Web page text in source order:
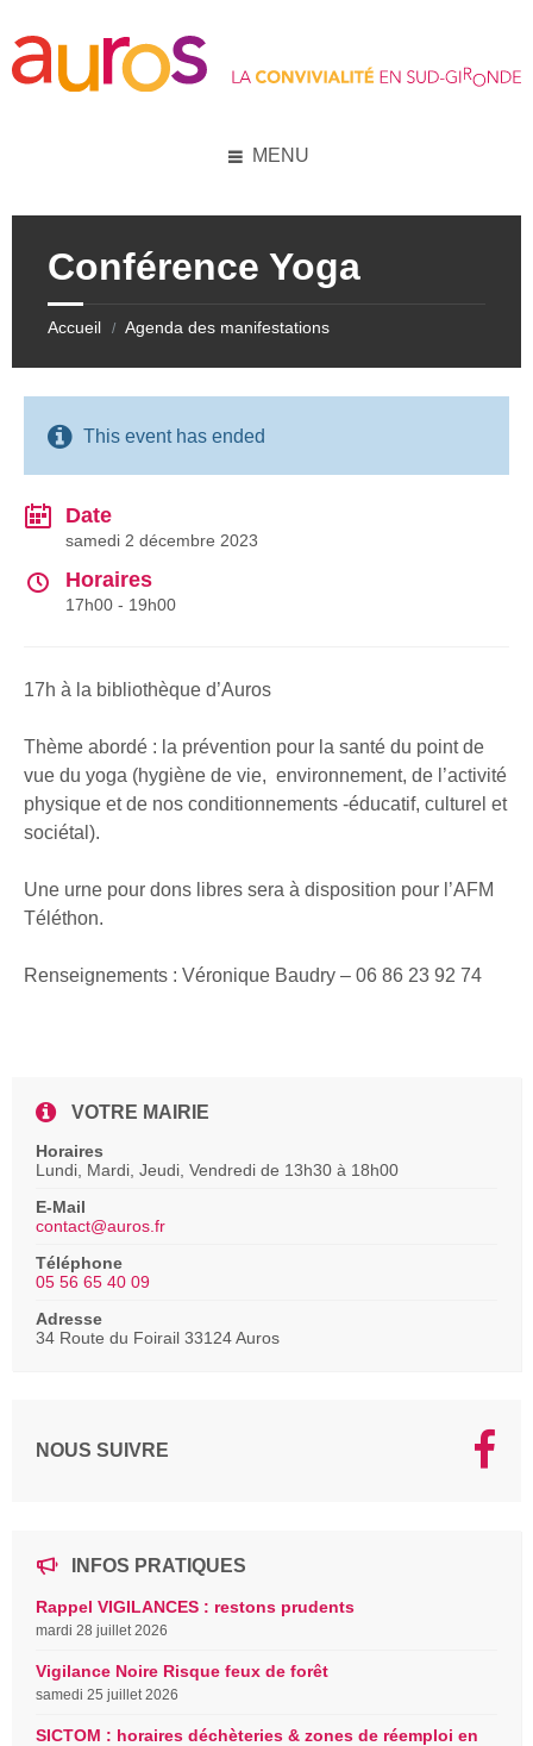
content
left
sidebar
right
sidebar
footer
MENU
Conférence Yoga
Accueil / Agenda des manifestations
This event has ended
Date
samedi 2 décembre 2023
Horaires
17h00 - 19h00
17h à la bibliothèque d’Auros
Thème abordé : la prévention pour la santé du point de
vue du yoga (hygiène de vie, environnement, de l’activité
physique et de nos conditionnements -éducatif, culturel et
sociétal).
Une urne pour dons libres sera à disposition pour l’AFM
Téléthon.
Renseignements : Véronique Baudry – 06 86 23 92 74
VOTRE MAIRIE
Horaires
Lundi, Mardi, Jeudi, Vendredi de 13h30 à 18h00
E-Mail
contact@auros.fr
Téléphone
05 56 65 40 09
Adresse
34 Route du Foirail 33124 Auros
NOUS SUIVRE
INFOS PRATIQUES
Rappel VIGILANCES : restons prudents
mardi 28 juillet 2026
Vigilance Noire Risque feux de forêt
samedi 25 juillet 2026
SICTOM : horaires déchèteries & zones de réemploi en